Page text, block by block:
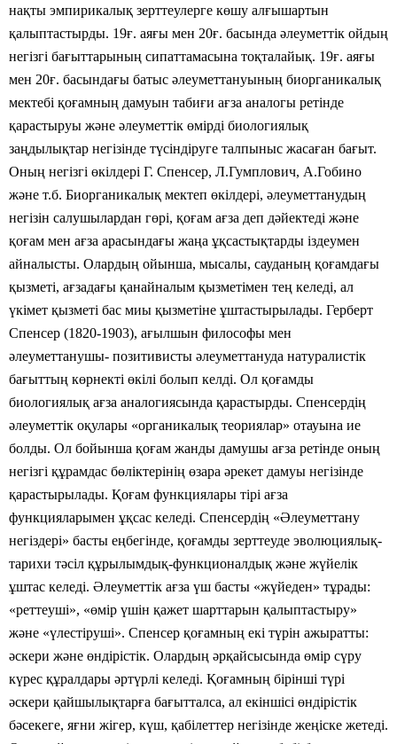
нақты эмпирикалық зерттеулерге көшу алғышартын
қалыптастырды. 19ғ. аяғы мен 20ғ. басында әлеуметтік ойдың
негізгі бағыттарының сипаттамасына тоқталайық. 19ғ. аяғы
мен 20ғ. басындағы батыс әлеуметтануының биорганикалық
мектебі қоғамның дамуын табиғи ағза аналогы ретінде
қарастыруы және әлеуметтік өмірді биологиялық
заңдылықтар негізінде түсіндіруге талпыныс жасаған бағыт.
Оның негізгі өкілдері Г. Спенсер, Л.Гумплович, А.Гобино
және т.б. Биорганикалық мектеп өкілдері, әлеуметтанудың
негізін салушылардан гөрі, қоғам ағза деп дәйектеді және
қоғам мен ағза арасындағы жаңа ұқсастықтарды іздеумен
айналысты. Олардың ойынша, мысалы, сауданың қоғамдағы
қызметі, ағзадағы қанайналым қызметімен тең келеді, ал
үкімет қызметі бас миы қызметіне ұштастырылады. Герберт
Спенсер (1820-1903), ағылшын философы мен
әлеуметтанушы- позитивисты әлеуметтануда натуралистік
бағыттың көрнекті өкілі болып келді. Ол қоғамды
биологиялық ағза аналогиясында қарастырды. Спенсердің
әлеуметтік оқулары «органикалық теориялар» отауына ие
болды. Ол бойынша қоғам жанды дамушы ағза ретінде оның
негізгі құрамдас бөліктерінің өзара әрекет дамуы негізінде
қарастырылады. Қоғам функциялары тірі ағза
функцияларымен ұқсас келеді. Спенсердің «Әлеуметтану
негіздері» басты еңбегінде, қоғамды зерттеуде эволюциялық-
тарихи тәсіл құрылымдық-функционалдық және жүйелік
ұштас келеді. Әлеуметтік ағза үш басты «жүйеден» тұрады:
«реттеуші», «өмір үшін қажет шарттарын қалыптастыру»
және «үлестіруші». Спенсер қоғамның екі түрін ажыратты:
әскери және өндірістік. Олардың әрқайсысында өмір сүру
күрес құралдары әртүрлі келеді. Қоғамның бірінші түрі
әскери қайшылықтарға бағытталса, ал екіншісі өндірістік
бәсекеге, яғни жігер, күш, қабілеттер негізінде жеңіске жетеді.